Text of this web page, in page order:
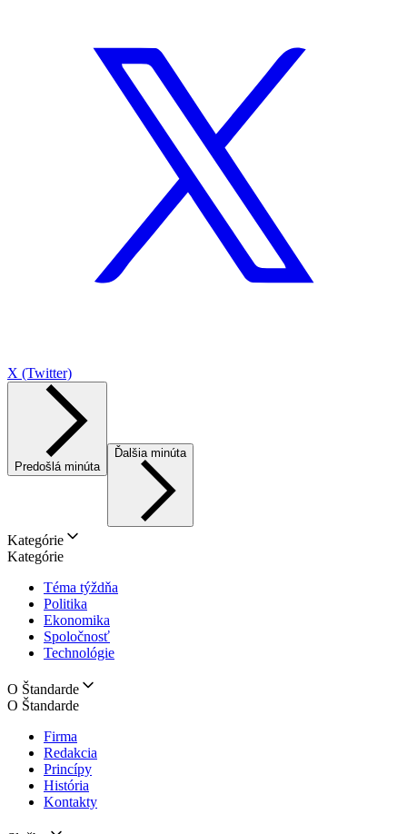
X (Twitter)
Predošlá minúta
Ďalšia minúta
Kategórie
Kategórie
Téma týždňa
Politika
Ekonomika
Spoločnosť
Technológie
O Štandarde
O Štandarde
Firma
Redakcia
Princípy
História
Kontakty